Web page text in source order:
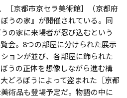
［京都市京セラ美術館］（京都府
うの家』が開催されている。同
の家に来場者が忍び込むという
会。8つの部屋に分けられた展示
ョンが並び、各部屋に飾られた
うの正体を想像しながら進む構
どろぼうによって盗まれた［京都
術品も登場予定だ。物語の中に